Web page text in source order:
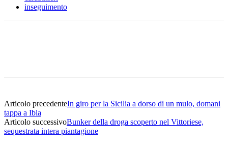
inseguimento
Articolo precedenteIn giro per la Sicilia a dorso di un mulo, domani
tappa a Ibla
Articolo successivoBunker della droga scoperto nel Vittoriese,
sequestrata intera piantagione